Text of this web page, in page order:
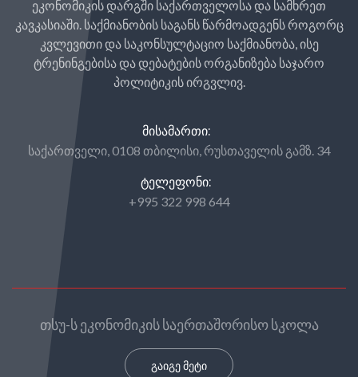
ეკონომიკის დარგში საქართველოსა და სამხრეთ
კავკასიაში. საქმიანობის საგანს წარმოადგენს როგორც
კვლევითი და საკონსულტაციო საქმიანობა, ისე
ტრენინგებისა და დებატების ორგანიზება საჯარო
პოლიტიკის ირგვლივ.
ᲛᲘᲡᲐᲛᲐᲠᲗᲘ:
საქართველი, 0108 თბილისი, რუსთაველის გამზ. 34
ᲢᲔᲚᲔᲤᲝᲜᲘ:
+995 322 998 644
თსუ-ს ეკონომიკის საერთაშორისო სკოლა
გაიგე მეტი